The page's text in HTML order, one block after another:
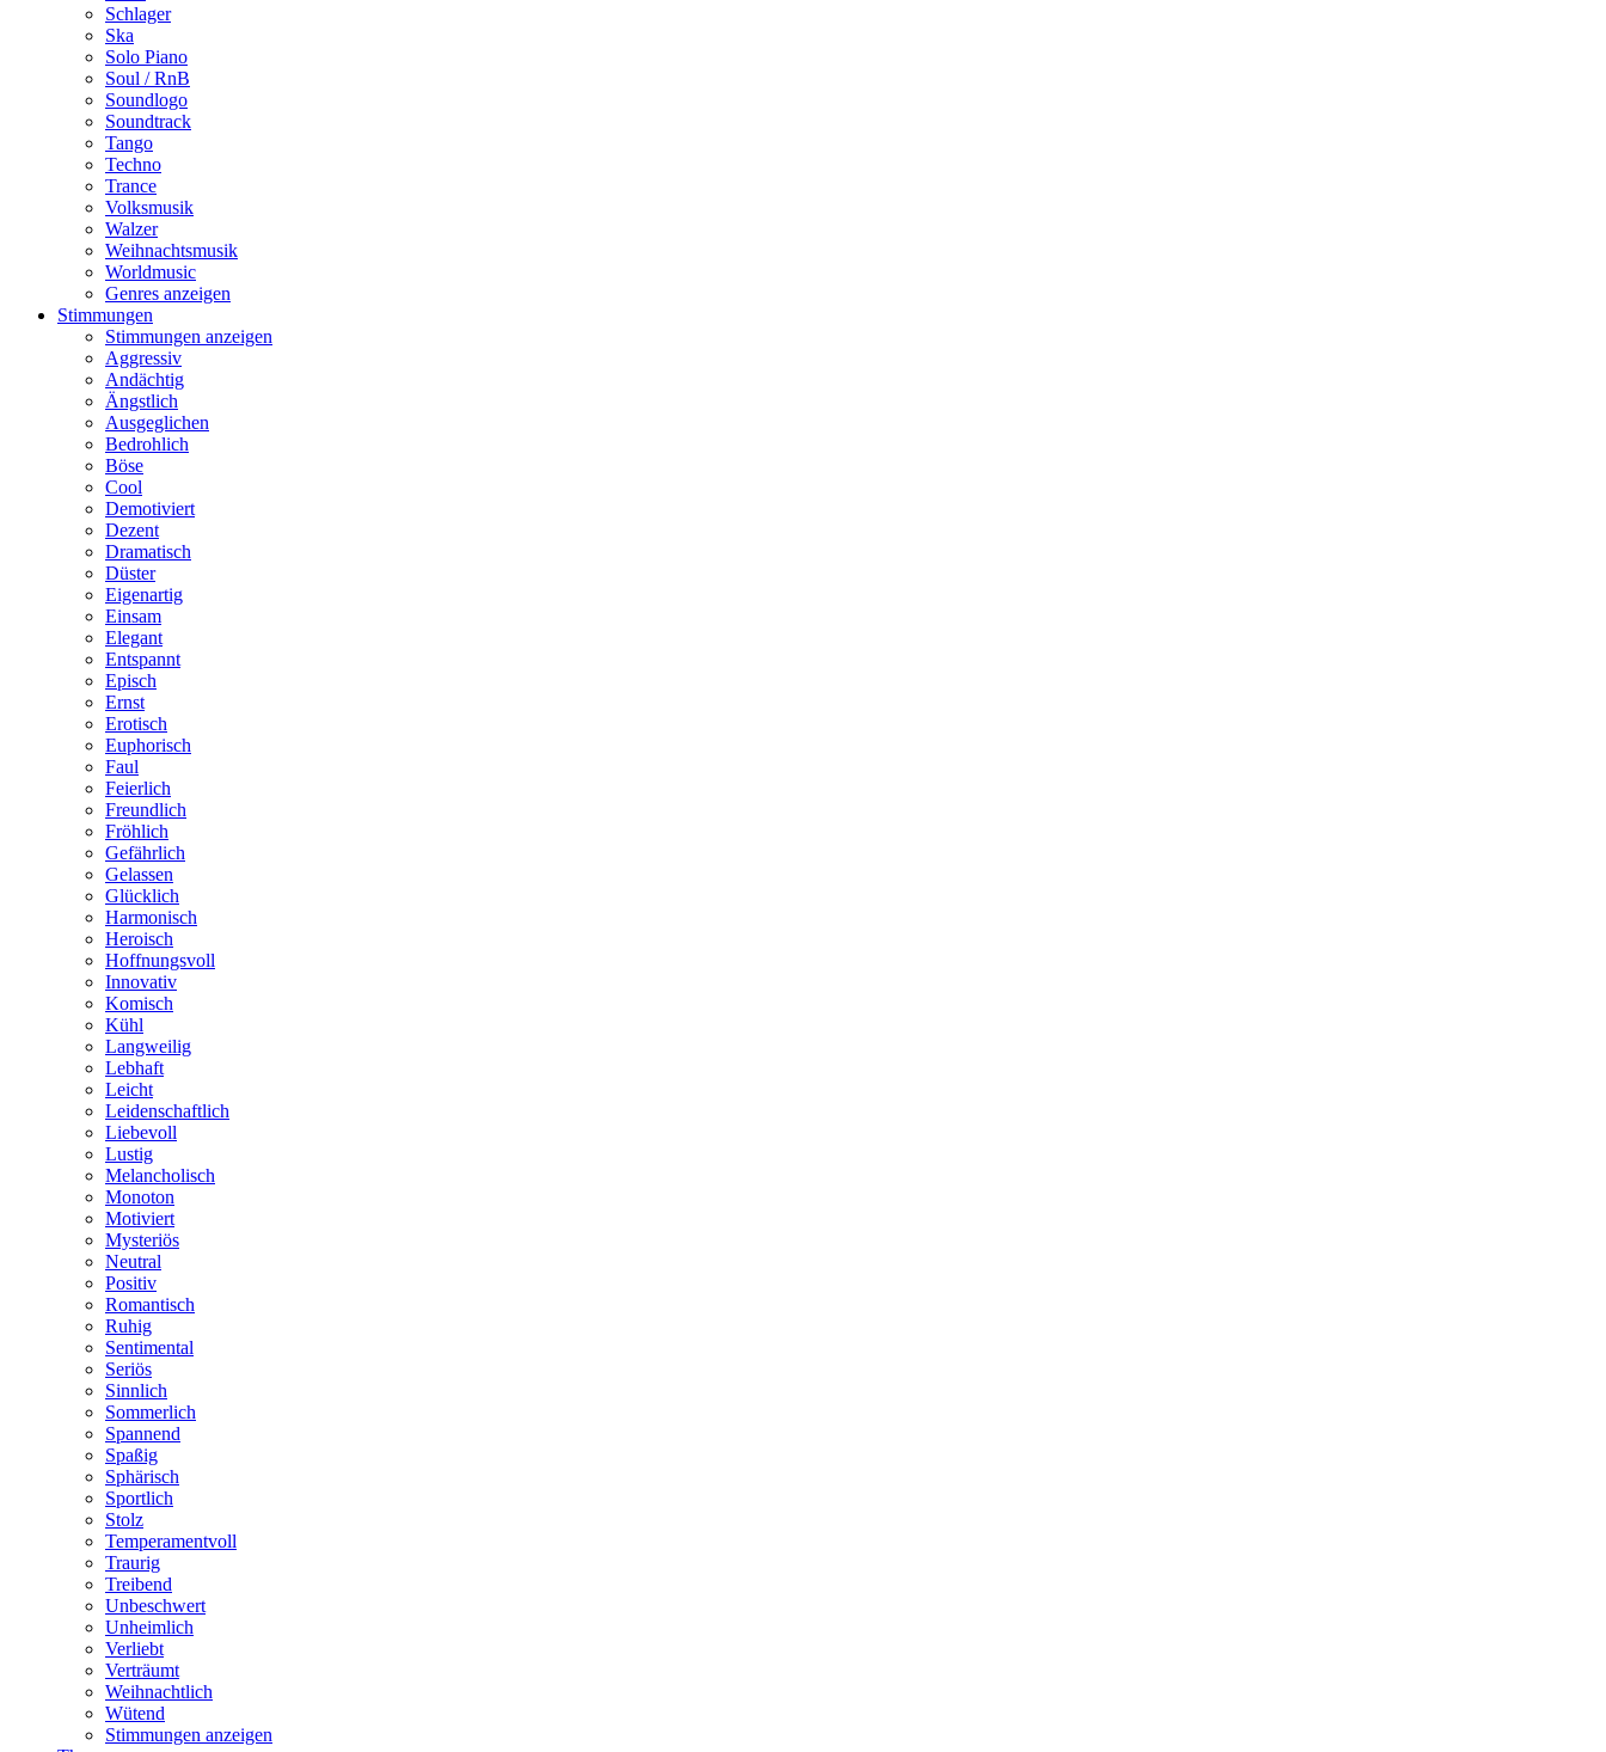
Schlager
Ska
Solo Piano
Soul / RnB
Soundlogo
Soundtrack
Tango
Techno
Trance
Volksmusik
Walzer
Weihnachtsmusik
Worldmusic
Genres anzeigen
Stimmungen
Stimmungen anzeigen
Aggressiv
Andächtig
Ängstlich
Ausgeglichen
Bedrohlich
Böse
Cool
Demotiviert
Dezent
Dramatisch
Düster
Eigenartig
Einsam
Elegant
Entspannt
Episch
Ernst
Erotisch
Euphorisch
Faul
Feierlich
Freundlich
Fröhlich
Gefährlich
Gelassen
Glücklich
Harmonisch
Heroisch
Hoffnungsvoll
Innovativ
Komisch
Kühl
Langweilig
Lebhaft
Leicht
Leidenschaftlich
Liebevoll
Lustig
Melancholisch
Monoton
Motiviert
Mysteriös
Neutral
Positiv
Romantisch
Ruhig
Sentimental
Seriös
Sinnlich
Sommerlich
Spannend
Spaßig
Sphärisch
Sportlich
Stolz
Temperamentvoll
Traurig
Treibend
Unbeschwert
Unheimlich
Verliebt
Verträumt
Weihnachtlich
Wütend
Stimmungen anzeigen